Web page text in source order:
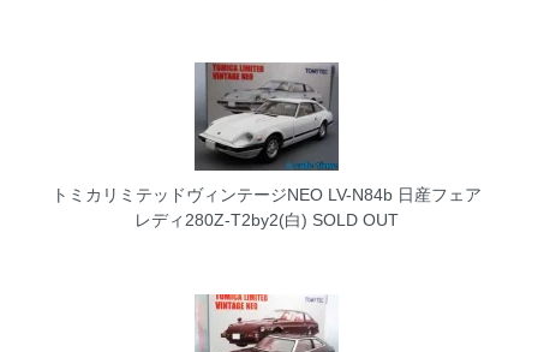
トミカリミテッドヴィンテージNEO LV-N84b 日産フェア
レディ280Z-T2by2(白) SOLD OUT